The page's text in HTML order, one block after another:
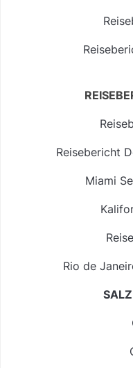
Reisebericht
Miami
Rio de